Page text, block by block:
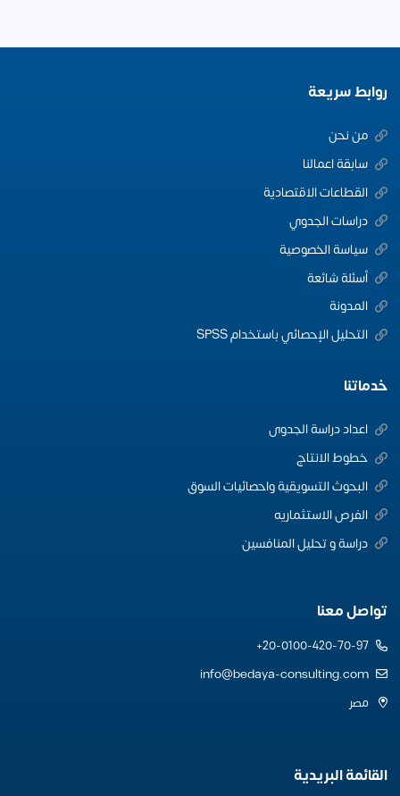
روابط سريعة
من نحن
سابقة اعمالنا
القطاعات الاقتصادية
دراسات الجدوي
سياسة الخصوصية
أسئلة شائعة
المدونة
التحليل الإحصائي باستخدام SPSS
خدماتنا
اعداد دراسة الجدوى
خطوط الانتاج
البحوث التسويقية واحصائيات السوق
الفرص الاستثماريه
دراسة و تحليل المنافسين
تواصل معنا
20-0100-420-70-97+
info@bedaya-consulting.com
مصر
القائمة البريدية